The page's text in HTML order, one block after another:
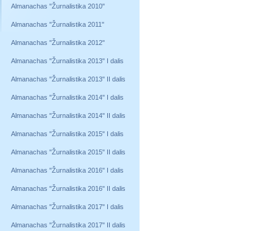
Almanachas "Žurnalistika 2010"
Almanachas "Žurnalistika 2011"
Almanachas "Žurnalistika 2012"
Almanachas "Žurnalistika 2013" I dalis
Almanachas "Žurnalistika 2013" II dalis
Almanachas "Žurnalistika 2014" I dalis
Almanachas "Žurnalistika 2014" II dalis
Almanachas "Žurnalistika 2015" I dalis
Almanachas "Žurnalistika 2015" II dalis
Almanachas "Žurnalistika 2016" I dalis
Almanachas "Žurnalistika 2016" II dalis
Almanachas "Žurnalistika 2017" I dalis
Almanachas "Žurnalistika 2017" II dalis